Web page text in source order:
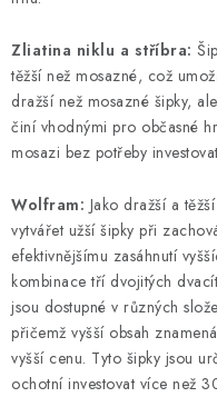
Zliatina niklu a stříbra:
těžší než mosazné, což
dražší než mosazné šipky,
činí vhodnými pro občasné
mosazi bez potřeby
Wolfram: Jako dražší a
vytvářet užší šipky při
efektivnějšímu zasáhnutí
kombinace tří dvojitých
jsou dostupné v různých
přičemž vyšší obsah
vyšší cenu. Tyto šipky jsou
ochotní investovat více než